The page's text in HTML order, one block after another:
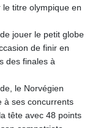
titre olympique en
jouer le petit globe
de finir en
des finales à
le Norvégien
à ses concurrents
tête avec 48 points